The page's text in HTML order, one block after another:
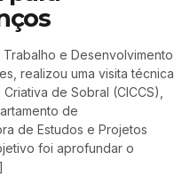
e Desenvolvimento
realizou uma visita técnica
de Sobral (CICCS),
de
de Estudos e Projetos
foi aprofundar o